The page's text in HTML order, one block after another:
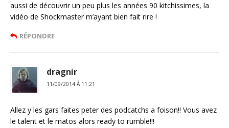
aussi de découvrir un peu plus les années 90 kitchissimes, la
vidéo de Shockmaster m’ayant bien fait rire !
RÉPONDRE
dragnir
11/09/2014 Á 11:21
Allez y les gars faites peter des podcatchs a foison!! Vous avez
le talent et le matos alors ready to rumble!!!